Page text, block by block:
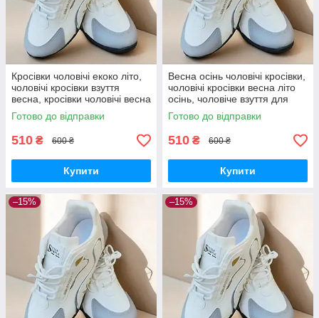
Кросівки чоловічі екоко літо,
чоловічі кросівки взуття
весна, кросівки чоловічі весна
осінь
Готово до відправки
510 ₴ 600 ₴
Купити
Весна осінь чоловічі кросівки,
чоловічі кросівки весна літо
осінь, чоловіче взуття для
хлопців
Готово до відправки
510 ₴ 600 ₴
Купити
–15% –15%